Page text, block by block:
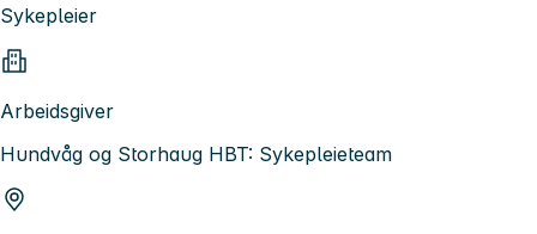
Sykepleier
Arbeidsgiver
Hundvåg og Storhaug HBT: Sykepleieteam